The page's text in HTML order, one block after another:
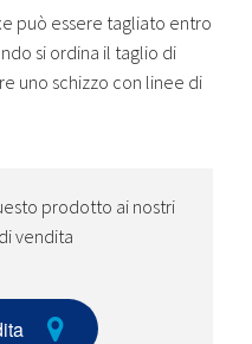
può essere tagliato entro
si ordina il taglio di
uno schizzo con linee di
prodotto ai nostri
vendita